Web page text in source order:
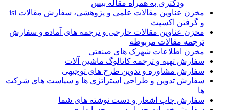
ودکتری به همراه مقاله بیس
مخزن عناوین مقالات علمی و پژوهشی، سفارش مقالات isi
و گرفتن اکسپت
مخزن عناوین مقالات خارجی و ترجمه های آماده و سفارش
ترجمه مقالات مربوطه
مخزن اطلاعات شهرک های صنعتی
سفارش تهیه و ترجمه کاتالوگ ماشین آلات
سفارش مشاوره و تدوین طرح های توجیهی
سفارش تدوین و طراحی استراتژی ها و سیاست های شرکت
ها
سفارش چاپ اشعار و دست نوشته های شما